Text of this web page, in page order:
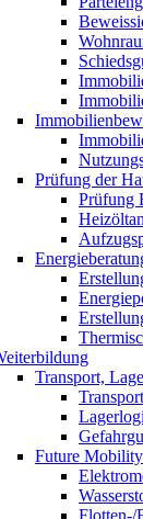
Prüfung der
Prüfung
Transport,
Future Mobility
Flotten-/